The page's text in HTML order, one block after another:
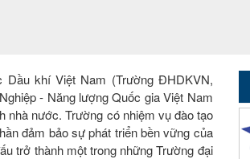
Dầu khí Việt Nam (Trường ĐHDKVN,
- Năng lượng Quốc gia Việt Nam
nhà nước. Trường có nhiệm vụ đào tạo
đảm bảo sự phát triển bền vững của
trở thành một trong những Trường đại